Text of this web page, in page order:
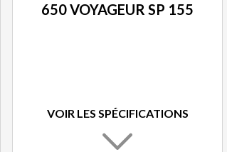
650 VOYAGEUR SP 155
VOIR LES SPÉCIFICATIONS